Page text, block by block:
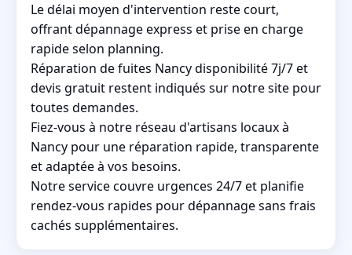
Le délai moyen d'intervention reste court,
offrant dépannage express et prise en charge
rapide selon planning.
Réparation de fuites Nancy disponibilité 7j/7 et
devis gratuit restent indiqués sur notre site pour
toutes demandes.
Fiez-vous à notre réseau d'artisans locaux à
Nancy pour une réparation rapide, transparente
et adaptée à vos besoins.
Notre service couvre urgences 24/7 et planifie
rendez-vous rapides pour dépannage sans frais
cachés supplémentaires.